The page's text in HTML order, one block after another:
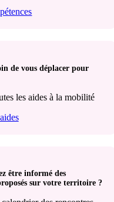
de vous déplacer pour
les aides à la mobilité
être informé des
sur votre territoire ?